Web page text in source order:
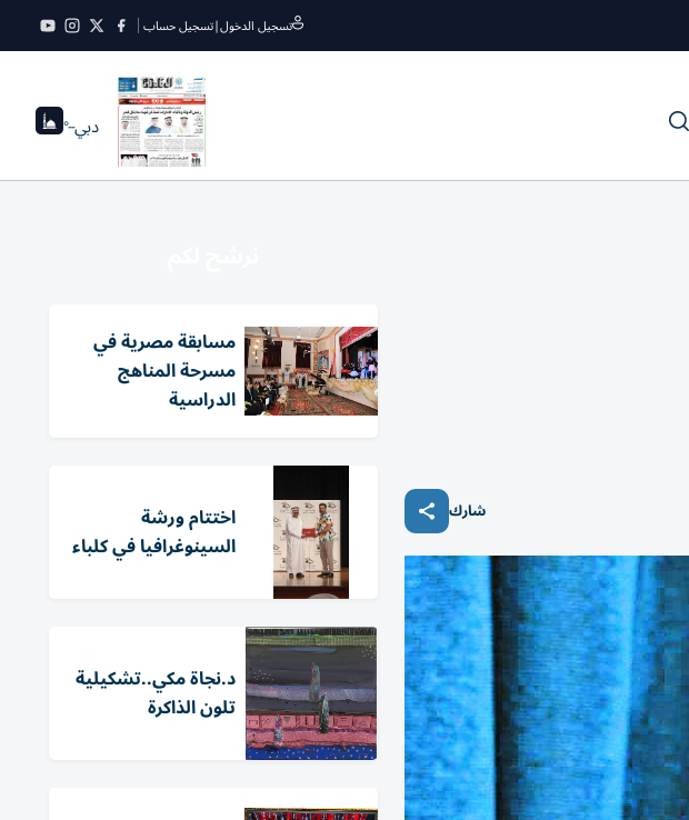
تسجيل الدخول|تسجيل حساب
دبي--°
شارك
مسابقة مصرية في
مسرحة المناهج
الدراسية
اختتام ورشة
السينوغرافيا في كلباء
د.نجاة مكي..تشكيلية
تلون الذاكرة